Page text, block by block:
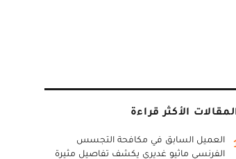
الأكثر قراءة
العميل السابق في مكافحة التجسس
الفرنسي ماثيو غديري يكشف تفاصيل مثيرة